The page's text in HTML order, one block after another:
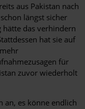
aus Pakistan nach
längst sicher
hätte das verhindern
hat sie auf
für
zuvor wiederholt
an, es könne endlich